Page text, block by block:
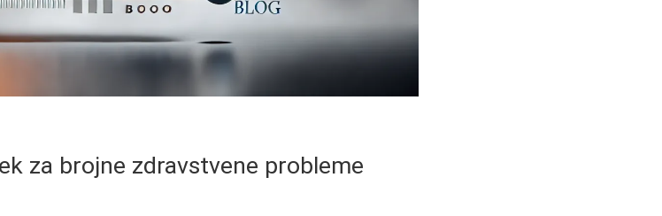
za brojne zdravstvene probleme